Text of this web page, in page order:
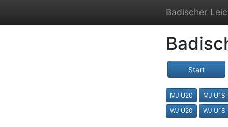
Badischer
Start
MJ U20 MJ U18
WJ U20 WJ U18